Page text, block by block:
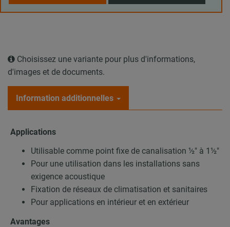
Choisissez une variante pour plus d'informations,
d'images et de documents.
Information additionnelles
Applications
Utilisable comme point fixe de canalisation ½″ à 1½″
Pour une utilisation dans les installations sans
exigence acoustique
Fixation de réseaux de climatisation et sanitaires
Pour applications en intérieur et en extérieur
Avantages